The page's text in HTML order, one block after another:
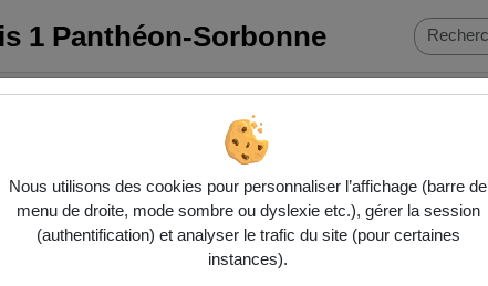
1 Panthéon-Sorbonne
Nous utilisons des cookies pour personnaliser l’affichage (barre de
menu de droite, mode sombre ou dyslexie etc.), gérer la session
(authentification) et analyser le trafic du site (pour certaines
instances).